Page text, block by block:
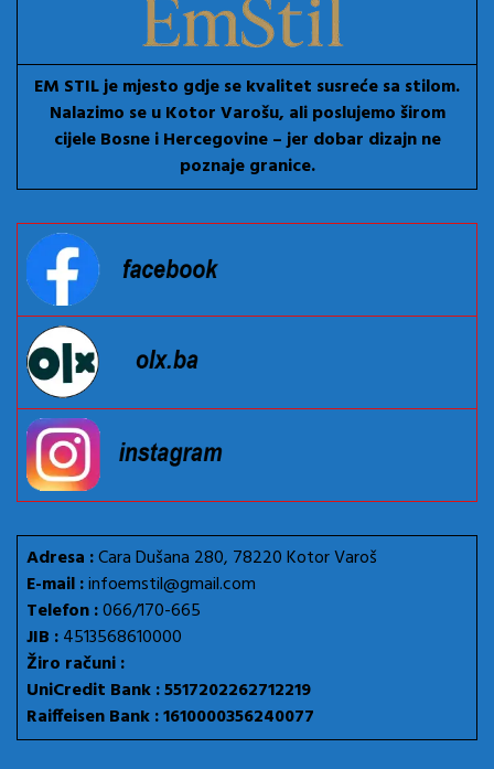
EM STIL je mjesto gdje se kvalitet susreće sa stilom.
Nalazimo se u Kotor Varošu, ali poslujemo širom
cijele Bosne i Hercegovine – jer dobar dizajn ne
poznaje granice.
Adresa :Cara Dušana 280, 78220 Kotor Varoš
E-mail :infoemstil@gmail.com
Telefon :066/170-665
JIB :4513568610000
Žiro računi :
UniCredit Bank : 5517202262712219
Raiffeisen Bank : 1610000356240077